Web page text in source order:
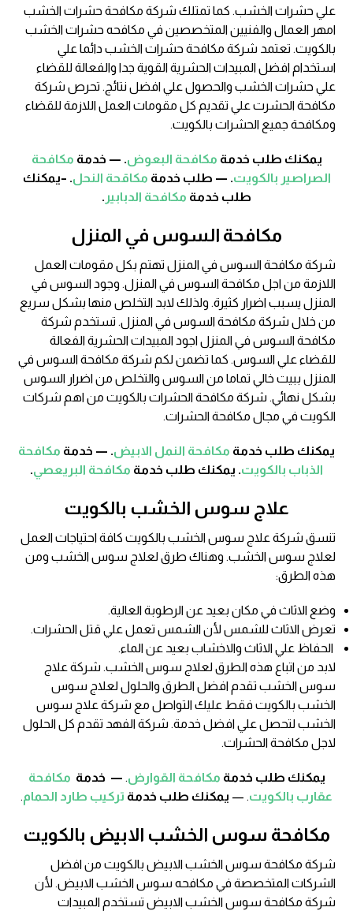
علي حشرات الخشب. كما تمتلك شركة مكافحة حشرات الخشب
امهر العمال والفنيين المتخصصين في مكافحه حشرات الخشب
بالكويت. تعتمد شركة مكافحة حشرات الخشب دائما علي
استخدام افضل المبيدات الحشرية القوية جدا والفعالة للقضاء
علي حشرات الخشب والحصول علي افضل نتائج. تحرص شركة
مكافحة الحشرت علي تقديم كل مقومات العمل اللازمة للقضاء
ومكافحة جميع الحشرات بالكويت.
يمكنك طلب خدمة مكافحة البعوض. — خدمة مكافحة
الصراصير بالكويت. — طلب خدمة مكاقحة النحل. –يمكنك
طلب خدمة مكافحة الدبابير .
مكافحة السوس في المنزل
شركة مكافحة السوس في المنزل تهتم بكل مقومات العمل
اللازمة من اجل مكافحة السوس في المنزل. وجود السوس في
المنزل يسبب اضرار كثيرة. ولذلك لابد التخلص منها بشكل سريع
من خلال شركة مكافحة السوس في المنزل. تستخدم شركة
مكافحة السوس في المنزل اجود المبيدات الحشرية الفعالة
للقضاء علي السوس. كما تضمن لكم شركة مكافحة السوس في
المنزل ببيت خالي تماما من السوس والتخلص من اضرار السوس
بشكل نهائي. شركة مكافحة الحشرات بالكويت من اهم شركات
الكويت في مجال مكافحة الحشرات.
يمكنك طلب خدمة مكافحة النمل الابيض. — خدمة مكافحة
الذباب بالكويت. يمكنك طلب خدمة مكافحة البريعصي.
علاج سوس الخشب بالكويت
تنسق شركة علاج سوس الخشب بالكويت كافة احتياجات العمل
لعلاج سوس الخشب. وهناك طرق لعلاج سوس الخشب ومن
هذه الطرق:
وضع الاثاث في مكان بعيد عن الرطوبة العالية.
تعرض الاثاث للشمس لأن الشمس تعمل علي قتل الحشرات.
الحفاظ علي الاثاث والاخشاب بعيد عن الماء.
لابد من اتباع هذه الطرق لعلاج سوس الخشب. شركة علاج
سوس الخشب تقدم افضل الطرق والحلول لعلاج سوس
الخشب بالكويت فقط عليك التواصل مع شركة علاج سوس
الخشب لتحصل علي افضل خدمة. شركة الفهد تقدم كل الحلول
لاجل مكافحة الحشرات.
يمكنك طلب خدمة مكافحة القوارض.
— خدمة مكافحة
عقارب بالكويت. — يمكنك طلب خدمة تركيب طارد الحمام.
مكافحة سوس الخشب الابيض بالكويت
شركة مكافحة سوس الخشب الابيض بالكويت من افضل
الشركات المتخصصة في مكافحه سوس الخشب الابيض. لأن
شركة مكافحة سوس الخشب الابيض تستخدم المبيدات